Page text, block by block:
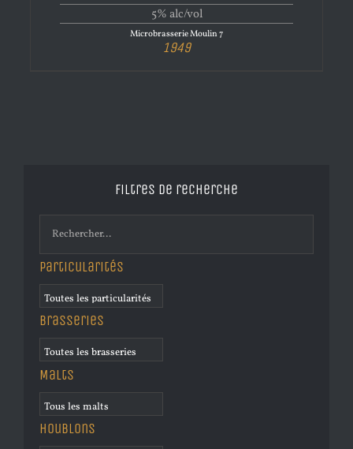
5% alc/vol
Microbrasserie Moulin 7
1949
Filtres de recherche
Particularités
Brasseries
Malts
Houblons